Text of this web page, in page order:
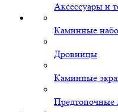
Аксессуары и
Каминные
Дровницы
Каминные
Предтопочные